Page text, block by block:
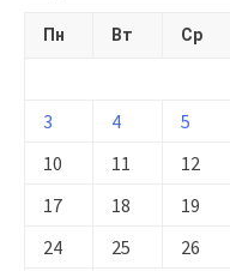
Пн Вт Ср
3
4 5
10
11 12
17
18 19
24
25 26